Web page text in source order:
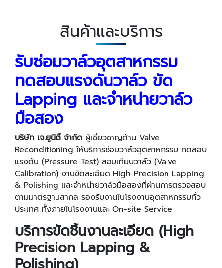
สินค้าและบริการ
รับซ่อมวาล์วอุตสาหกรรม
ทดสอบแรงดันวาล์ว ขัด
Lapping และจำหน่ายวาล์ว
มือสอง
บริษัท เจ.ยูนิตี้ จำกัด ผู้เชี่ยวชาญด้าน Valve
Reconditioning ให้บริการซ่อมวาล์วอุตสาหกรรม ทดสอบ
แรงดัน (Pressure Test) สอบเทียบวาล์ว (Valve
Calibration) งานขัดละเอียด High Precision Lapping
& Polishing และจำหน่ายวาล์วมือสองที่ผ่านการตรวจสอบ
ตามมาตรฐานสากล รองรับงานในโรงงานอุตสาหกรรมทั่ว
ประเทศ ทั้งภายในโรงงานและ On-site Service
บริการขัดชิ้นงานละเอียด (High
Precision Lapping &
Polishing)